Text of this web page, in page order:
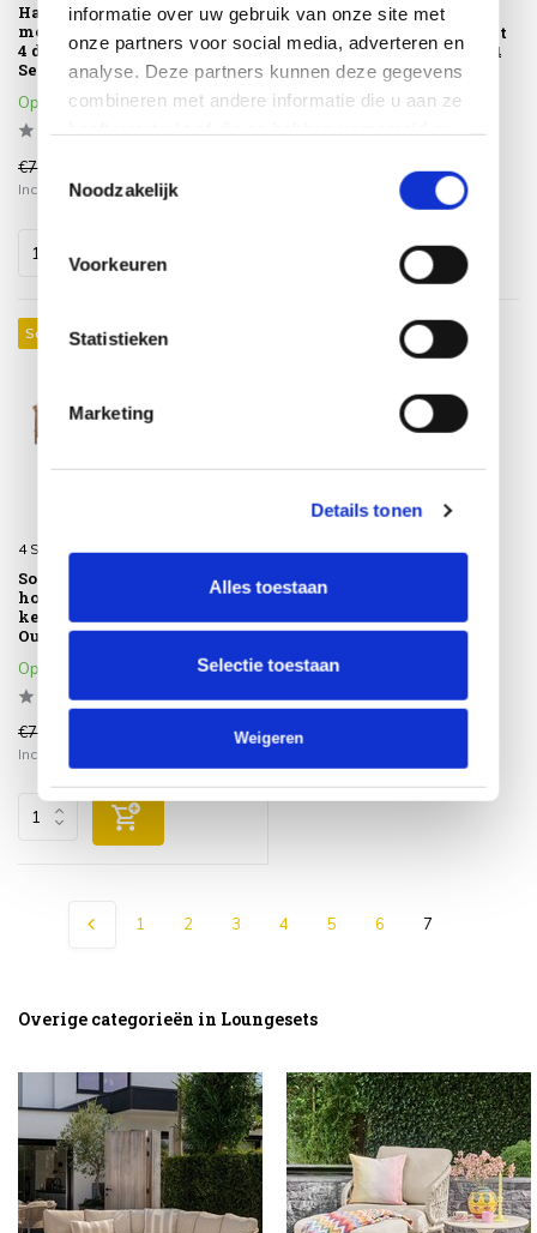
informatie over uw gebruik van onze site met
onze partners voor social media, adverteren en
analyse. Deze partners kunnen deze gegevens
combineren met andere informatie die u aan ze
Noodzakelijk
Voorkeuren
Statistieken
Marketing
Details tonen
Alles toestaan
Selectie toestaan
Weigeren
Hampton Martinique
modulaire hoek loungeset
4 delig Mortex amber 4
Seasons Outdoor
Op voorraad
€7.406,00
Incl. btw
Salute Martinique
modulaire hoek loungeset
4 delig keramiek amber 4
Seasons Outdoor
Op voorraad
€5.199,00
Sale 24%
4 Seasons Outdoor
Sofie Martinique modulaire
hoek loungeset 5 delig
keramiek amber 4 Seasons
Outdoor
Op voorraad
€7.084,00
Incl. btw
1 2 3 4 5 6 7
Overige categorieën in Loungesets